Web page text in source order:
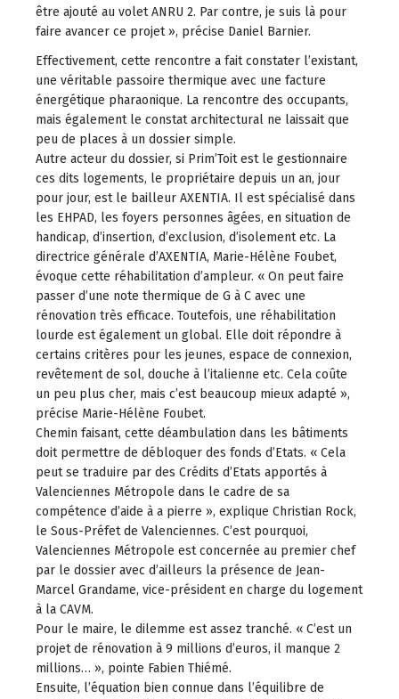
être ajouté au volet ANRU 2. Par contre, je suis là pour
faire avancer ce projet », précise Daniel Barnier.
Effectivement, cette rencontre a fait constater l’existant,
une véritable passoire thermique avec une facture
énergétique pharaonique. La rencontre des occupants,
mais également le constat architectural ne laissait que
peu de places à un dossier simple.
Autre acteur du dossier, si Prim’Toit est le gestionnaire
ces dits logements, le propriétaire depuis un an, jour
pour jour, est le bailleur AXENTIA. Il est spécialisé dans
les EHPAD, les foyers personnes âgées, en situation de
handicap, d’insertion, d’exclusion, d’isolement etc. La
directrice générale d’AXENTIA, Marie-Hélène Foubet,
évoque cette réhabilitation d’ampleur. « On peut faire
passer d’une note thermique de G à C avec une
rénovation très efficace. Toutefois, une réhabilitation
lourde est également un global. Elle doit répondre à
certains critères pour les jeunes, espace de connexion,
revêtement de sol, douche à l’italienne etc. Cela coûte
un peu plus cher, mais c’est beaucoup mieux adapté »,
précise Marie-Hélène Foubet.
Chemin faisant, cette déambulation dans les bâtiments
doit permettre de débloquer des fonds d’Etats. « Cela
peut se traduire par des Crédits d’Etats apportés à
Valenciennes Métropole dans le cadre de sa
compétence d’aide à a pierre », explique Christian Rock,
le Sous-Préfet de Valenciennes. C’est pourquoi,
Valenciennes Métropole est concernée au premier chef
par le dossier avec d’ailleurs la présence de Jean-
Marcel Grandame, vice-président en charge du logement
à la CAVM.
Pour le maire, le dilemme est assez tranché. « C’est un
projet de rénovation à 9 millions d’euros, il manque 2
millions… », pointe Fabien Thiémé.
Ensuite, l’équation bien connue dans l’équilibre de